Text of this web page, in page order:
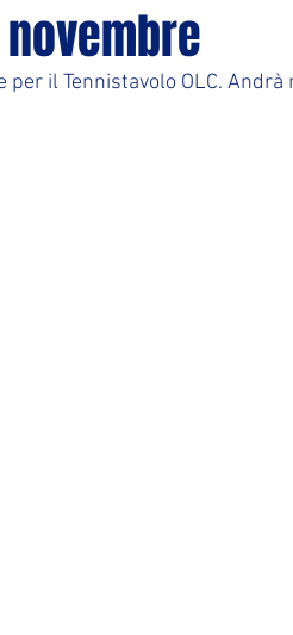
per il Tennistavolo OLC.